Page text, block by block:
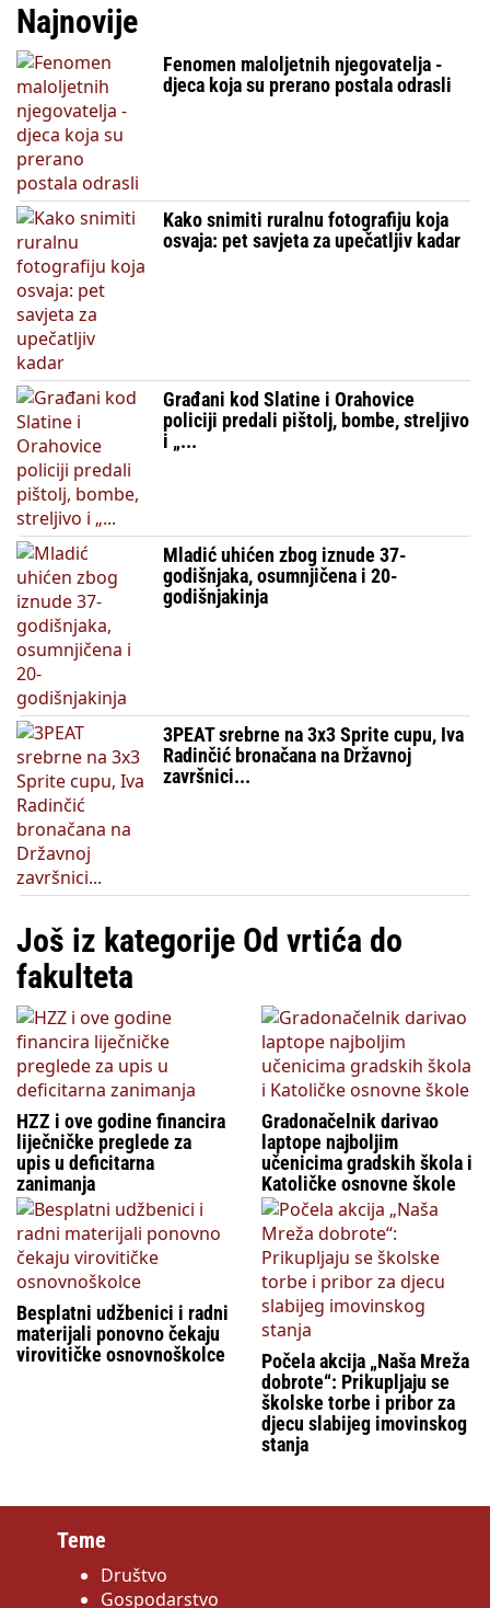
Najnovije
Fenomen maloljetnih njegovatelja -
djeca koja su prerano postala odrasli
Kako snimiti ruralnu fotografiju koja
osvaja: pet savjeta za upečatljiv kadar
Građani kod Slatine i Orahovice
policiji predali pištolj, bombe, streljivo
i „...
Mladić uhićen zbog iznude 37-
godišnjaka, osumnjičena i 20-
godišnjakinja
3PEAT srebrne na 3x3 Sprite cupu, Iva
Radinčić bronačana na Državnoj
završnici...
Još iz kategorije Od vrtića do
fakulteta
HZZ i ove godine financira
liječničke preglede za
upis u deficitarna
zanimanja
Gradonačelnik darivao
laptope najboljim
učenicima gradskih škola i
Katoličke osnovne škole
Besplatni udžbenici i radni
materijali ponovno čekaju
virovitičke osnovnoškolce
Počela akcija „Naša Mreža
dobrote“: Prikupljaju se
školske torbe i pribor za
djecu slabijeg imovinskog
stanja
Teme
Društvo
Gospodarstvo